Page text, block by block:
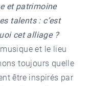
et patrimoine
talents : c’est
cet alliage ?
et le lieu
toujours quelle
être inspirés par